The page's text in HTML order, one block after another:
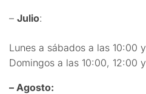
– Julio:
Lunes a sábados a las 10:00
Domingos a las 10:00, 12:00
– Agosto: